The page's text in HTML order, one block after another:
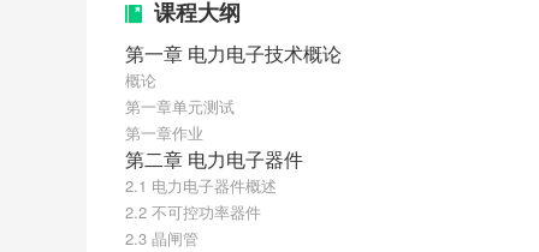
课程大纲
第一章 电力电子技术概论
概论
第一章单元测试
第一章作业
第二章 电力电子器件
2.1 电力电子器件概述
2.2 不可控功率器件
2.3 晶闸管